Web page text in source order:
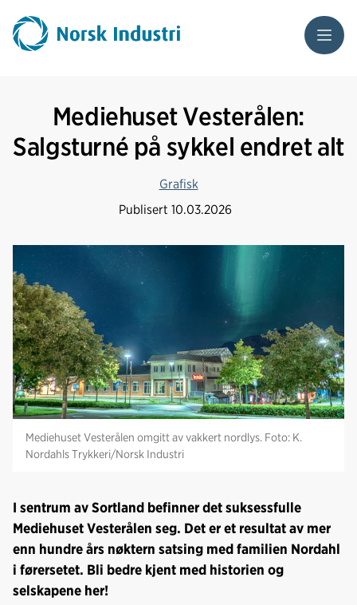
Meny
Mediehuset Vesterålen:
Salgsturné på sykkel endret alt
Grafisk
Publisert 10.03.2026
Mediehuset Vesterålen omgitt av vakkert nordlys. Foto: K.
Nordahls Trykkeri/Norsk Industri
I sentrum av Sortland befinner det suksessfulle
Mediehuset Vesterålen seg. Det er et resultat av mer
enn hundre års nøktern satsing med familien Nordahl
i førersetet. Bli bedre kjent med historien og
selskapene her!